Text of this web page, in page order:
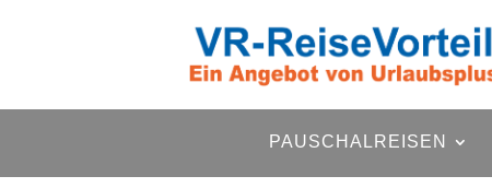
PAUSCHALREISEN